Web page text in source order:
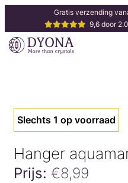
de
Gratis verzending
9,6 door
Slechts 1 op voorraad
Hanger
Prijs: €8,99